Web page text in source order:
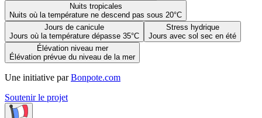
Nuits tropicales
Nuits où la température ne descend pas sous 20°C
Jours de canicule
Jours où la température dépasse 35°C
Stress hydrique
Jours avec sol sec en été
Élévation niveau mer
Élévation prévue du niveau de la mer
Une initiative par Bonpote.com
Soutenir le projet